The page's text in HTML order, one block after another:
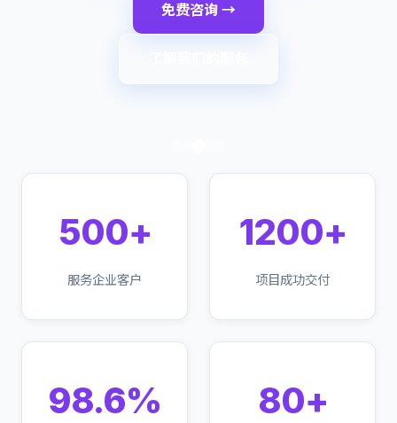
免费咨询 →
500+
服务企业客户
1200+
项目成功交付
98.6% 80+